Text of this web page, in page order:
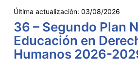
Última actualización: 03/08/2026
36 – Segundo Plan
Educación en
Humanos 2026-